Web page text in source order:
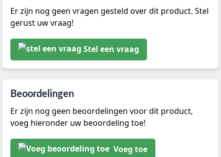
Er zijn nog geen vragen gesteld over dit product. Stel
gerust uw vraag!
Stel een vraag
Beoordelingen
Er zijn nog geen beoordelingen voor dit product,
voeg hieronder uw beoordeling toe!
Voeg toe